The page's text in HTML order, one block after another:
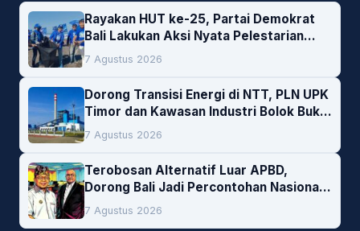
Rayakan HUT ke-25, Partai Demokrat
Bali Lakukan Aksi Nyata Pelestarian
Lingkungan
7 Agustus 2026
Dorong Transisi Energi di NTT, PLN UPK
Timor dan Kawasan Industri Bolok Buka
Peluang Investasi Woodchip untuk
Cofiring PLTU Bolok
7 Agustus 2026
Terobosan Alternatif Luar APBD,
Dorong Bali Jadi Percontohan Nasional
Pembiayaan Daerah
7 Agustus 2026